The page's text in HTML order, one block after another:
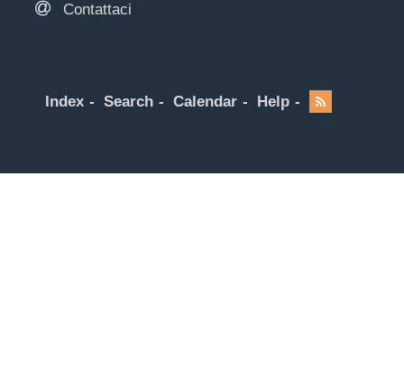
Contattaci
Index Search Calendar Help